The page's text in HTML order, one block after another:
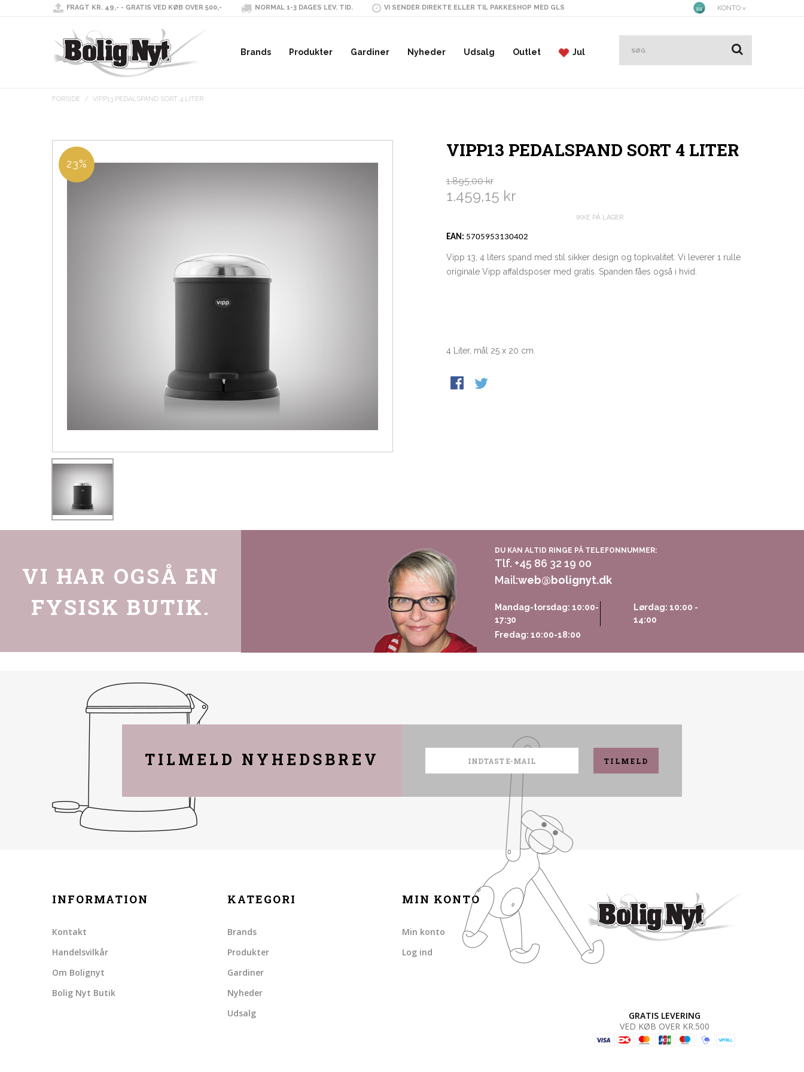
FRAGT KR. 49,- - GRATIS VED KØB OVER 500,- NORMAL 1-3 DAGES LEV. TID. VI SENDER DIREKTE ELLER TIL PAKKESHOP MED GLS KONTO
Brands Produkter Gardiner Nyheder Udsalg Outlet Jul
FORSIDE / VIPP13 PEDALSPAND SORT 4 LITER
23%
VIPP13 PEDALSPAND SORT 4 LITER
1.895,00 kr
1.459,15 kr
IKKE PÅ LAGER
EAN: 5705953130402
Vipp 13, 4 liters spand med stil sikker design og topkvalitet. Vi leverer 1 rulle
originale Vipp affaldsposer med gratis. Spanden fåes også i hvid.
4 Liter, mål 25 x 20 cm.
VI HAR OGSÅ EN
FYSISK BUTIK.
DU KAN ALTID RINGE PÅ TELEFONNUMMER:
Tlf. +45 86 32 19 00
Mail:web@bolignyt.dk
Mandag-torsdag: 10:00-
17:30
Fredag: 10:00-18:00
Lørdag: 10:00 -
14:00
TILMELD NYHEDSBREV TILMELD
INFORMATION
Kontakt
Handelsvilkår
Om Bolignyt
Bolig Nyt Butik
KATEGORI
Brands
Produkter
Gardiner
Nyheder
Udsalg
MIN KONTO
Min konto
Log ind
GRATIS LEVERING
VED KØB OVER KR.500